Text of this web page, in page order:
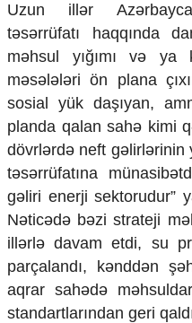
Foto
Video
İnfoqrafika
Podcast
Humanitar
Elm və təhsil
Mədəniyyət
Diaspor
Yüksəliş hekayəsi
Mədəniyyətimizin Zəfəri
Zəfər Diasporu
Səhiyyə
Ailə və uşaq
Turizm
Uzun illər
təsərrüfatı haqqında
məhsul yığımı və ya
məsələləri ön plana
sosial yük daşıyan,
planda qalan sahə kimi
dövrlərdə neft gəlirlərinin
təsərrüfatına
gəliri enerji sektorudur”
Nəticədə bəzi strateji
illərlə davam etdi, su
parçalandı, kənddən
aqrar sahədə
standartlarından geri